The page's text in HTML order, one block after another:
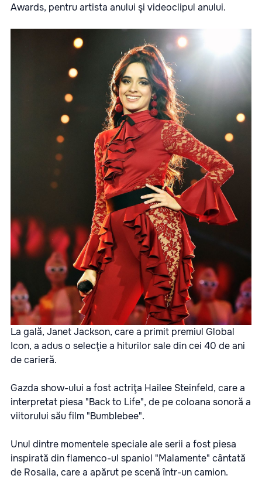
Awards, pentru artista anului şi videoclipul anului.
La gală, Janet Jackson, care a primit premiul Global
Icon, a adus o selecţie a hiturilor sale din cei 40 de ani
de carieră.
Gazda show-ului a fost actriţa Hailee Steinfeld, care a
interpretat piesa "Back to Life", de pe coloana sonoră a
viitorului său film "Bumblebee".
Unul dintre momentele speciale ale serii a fost piesa
inspirată din flamenco-ul spaniol "Malamente" cântată
de Rosalia, care a apărut pe scenă într-un camion.